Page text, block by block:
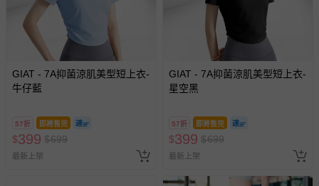
GIAT - 7A抑菌涼肌美型短上衣-
牛仔藍
57折 即將售完
$399 $699
最新上架
GIAT - 7A抑菌涼肌美型短上衣-
星空黑
57折 即將售完
$399 $699
最新上架